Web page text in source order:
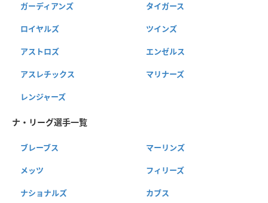
ガーディアンズ タイガース
ロイヤルズ ツインズ
アストロズ エンゼルス
アスレチックス マリナーズ
レンジャーズ
ナ・リーグ選手一覧
ブレーブス マーリンズ
メッツ フィリーズ
ナショナルズ カブス